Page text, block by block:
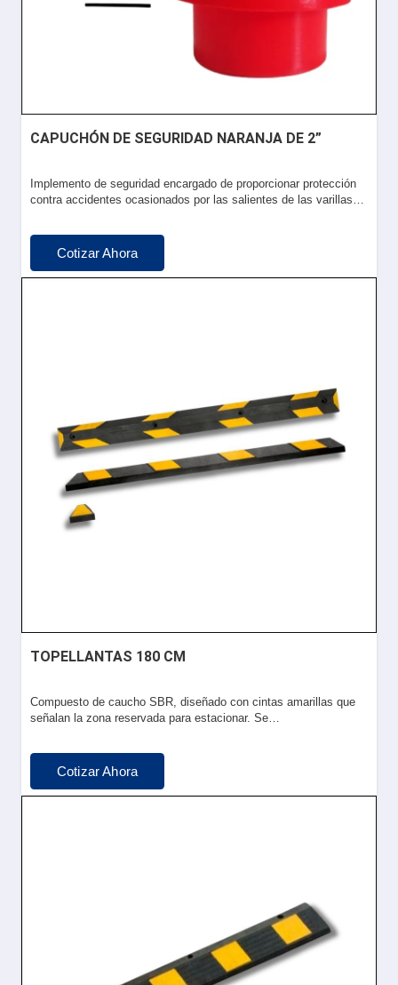
CAPUCHÓN DE SEGURIDAD NARANJA DE 2”
Implemento de seguridad encargado de proporcionar protección
contra accidentes ocasionados por las salientes de las varillas…
Cotizar Ahora
TOPELLANTAS 180 CM
Compuesto de caucho SBR, diseñado con cintas amarillas que
señalan la zona reservada para estacionar. Se…
Cotizar Ahora